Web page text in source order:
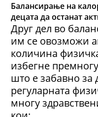
Балансирање на
децата да останат
Друг дел во
им се овозможи
количина
избегне
што е забавно за
регуларната
многу